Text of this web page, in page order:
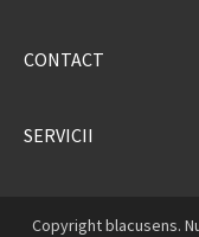
CONTACT
SERVICII
Copyright blacusens.